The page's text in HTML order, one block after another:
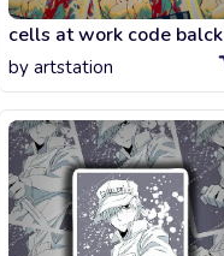
cells at work code balck
by artstation